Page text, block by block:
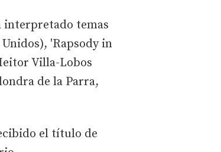
interpretado temas
'Rapsody in
Villa-Lobos
de la Parra,
el título de